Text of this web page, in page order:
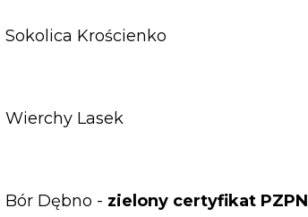
Sokolica Krościenko
Wierchy Lasek
Bór Dębno - zielony certyfikat PZPN